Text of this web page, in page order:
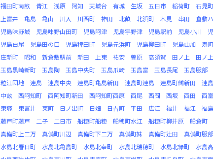
福田町南畝
青江 浅原 阿知 天城台 有城 生坂 五日市 稲荷町 石見町
上富井
亀島 亀山 川入 川西町 神田 北畝 北浜町 木見 串田 倉敷
児島味野城
児島味野山田町 児島阿津 児島宇野津 児島駅前 児島小川
児島白尾
児島田の口 児島稗田町 児島元浜町 児島柳田町 児島由加 寿町
庄新町
昭和 新倉敷駅前 新田 上東 祐安 曽原 高須賀 田ノ上 田ノ
玉島黒崎新町
玉島陶 玉島中央町 玉島爪崎 玉島富 玉島長尾 玉島服部
粒江団地
連島 連島中央 連島町亀島新田 連島町連島 連島町鶴新田 連
中畝
西阿知町 西阿知町新田 西阿知町西原 西尾 西岡 西坂 西田 西
東塚
東富井 東町 日ノ出町 日畑 日吉町 平田 広江 福井 福江 福島
藤戸町藤戸
二子 二日市 船穂町船穂 船穂町水江 船穂町柳井原 船倉町
真備町上二万
真備町川辺 真備町下二万 真備町妹 真備町辻田 真備町服部
水島北春日町
水島北亀島町 水島北幸町 水島北瑞穂町 水島北緑町 水島